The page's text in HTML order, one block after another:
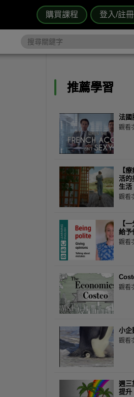
購買課程 登入/註冊
推薦學習
法國
觀看
【
活的
生活
觀看
【
給予
觀看
觀看
小企
觀看
週三
提升